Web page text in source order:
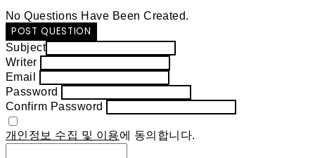
No Questions Have Been Created.
POST QUESTION
Subject
Writer
Email
Password
Confirm Password
개인정보 수집 및 이용에 동의합니다.